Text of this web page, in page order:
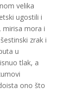
velika
ugostili i
mirisa mora i
zrak i
u
tlak, a
ono što